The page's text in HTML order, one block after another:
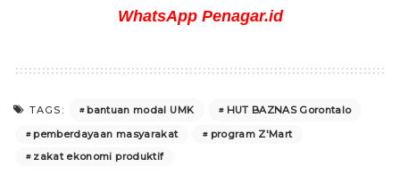
WhatsApp Penagar.id
TAGS: bantuan modal UMK
HUT BAZNAS Gorontalo
pemberdayaan masyarakat
program Z'Mart
zakat ekonomi produktif